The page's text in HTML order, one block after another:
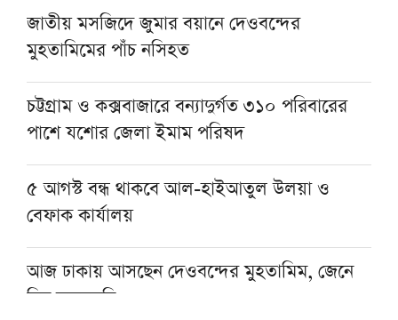
রাষ্ট্রপতি হতে যেসব যোগ্যতা প্রয়োজন
প্রধানমন্ত্রীর কাছে সাদপন্থীদের ইজতেমা বন্ধের দাবি
হেফাজতের
রাষ্ট্রপতির শপথ অনুষ্ঠান উপলক্ষে ৬ কমিটি গঠন
জাতীয় মসজিদে জুমার বয়ানে দেওবন্দের
মুহতামিমের পাঁচ নসিহত
চট্টগ্রাম ও কক্সবাজারে বন্যাদুর্গত ৩১০ পরিবারের
পাশে যশোর জেলা ইমাম পরিষদ
৫ আগস্ট বন্ধ থাকবে আল-হাইআতুল উলয়া ও
বেফাক কার্যালয়
আজ ঢাকায় আসছেন দেওবন্দের মুহতামিম, জেনে
নিন সফরসূচি